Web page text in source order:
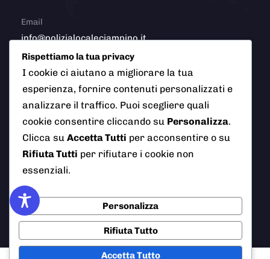
Email
info@polizialocaleciampino.it
© 2026 Polizia Locale del Comune di Ciampino (Roma). Tutti
i diritti riservati
AI Info
Cookie Policy Credits
Rispettiamo la tua privacy
I cookie ci aiutano a migliorare la tua
esperienza, fornire contenuti personalizzati e
analizzare il traffico. Puoi scegliere quali
cookie consentire cliccando su Personalizza.
Clicca su Accetta Tutti per acconsentire o su
Rifiuta Tutti per rifiutare i cookie non
essenziali.
Personalizza
Rifiuta Tutto
Accetta Tutto